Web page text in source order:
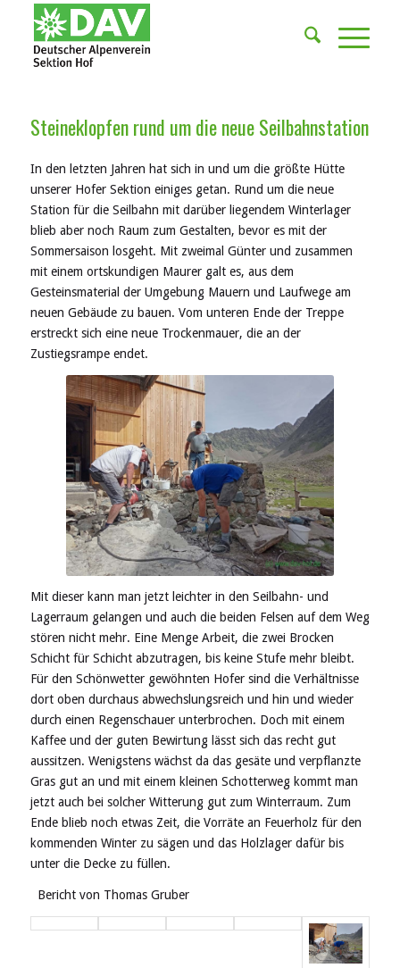
Steineklopfen rund um die neue Seilbahnstation
In den letzten Jahren hat sich in und um die größte Hütte
unserer Hofer Sektion einiges getan. Rund um die neue
Station für die Seilbahn mit darüber liegendem Winterlager
blieb aber noch Raum zum Gestalten, bevor es mit der
Sommersaison losgeht. Mit zweima l Günter und zusammen
mit einem ortskundigen Maurer galt es, aus dem
Gesteinsmaterial der Umgebung Mauern und Laufwege am
neuen Gebäude zu bauen. Vom unteren Ende der Treppe
erstreckt sich eine neue Trockenmauer, die an der
Zustiegsrampe endet.
Mit dieser kann man jetzt leichter in den Seilbahn- und
Lagerraum gelangen und auch die beiden Felsen auf dem Weg
stören nicht mehr. Eine Menge Arbeit, die zwei Brocken
Schicht für Schicht abzutragen, bis keine Stufe mehr bleibt.
Für den Schönwetter gewöhnten Hofer sind die Verhältnisse
dort oben durchaus abwechslungsreich und hin und wieder
durch einen Regenschauer unterbrochen. Doch mit einem
Kaffee und der guten Bewirtung lässt sich das recht gut
aussitzen. Wenigstens wächst da das gesäte und verpflanzte
Gras gut an und mit einem kleinen Schotterweg kommt man
jetzt auch bei solcher Witterung gut zum Winterraum. Zum
Ende blieb noch etwas Zeit, die Vorräte an Feuerholz für den
kommenden Winter zu sägen und das Holzlager dafür bis
unter die Decke zu füllen.
Bericht von Thomas Gruber